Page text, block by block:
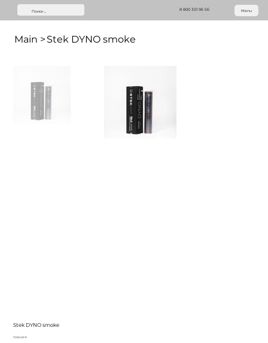
8 800 301 96 56 Menu
Main > Stek DYNO smoke
Stek DYNO smoke
Цена
7 000,00 ₽